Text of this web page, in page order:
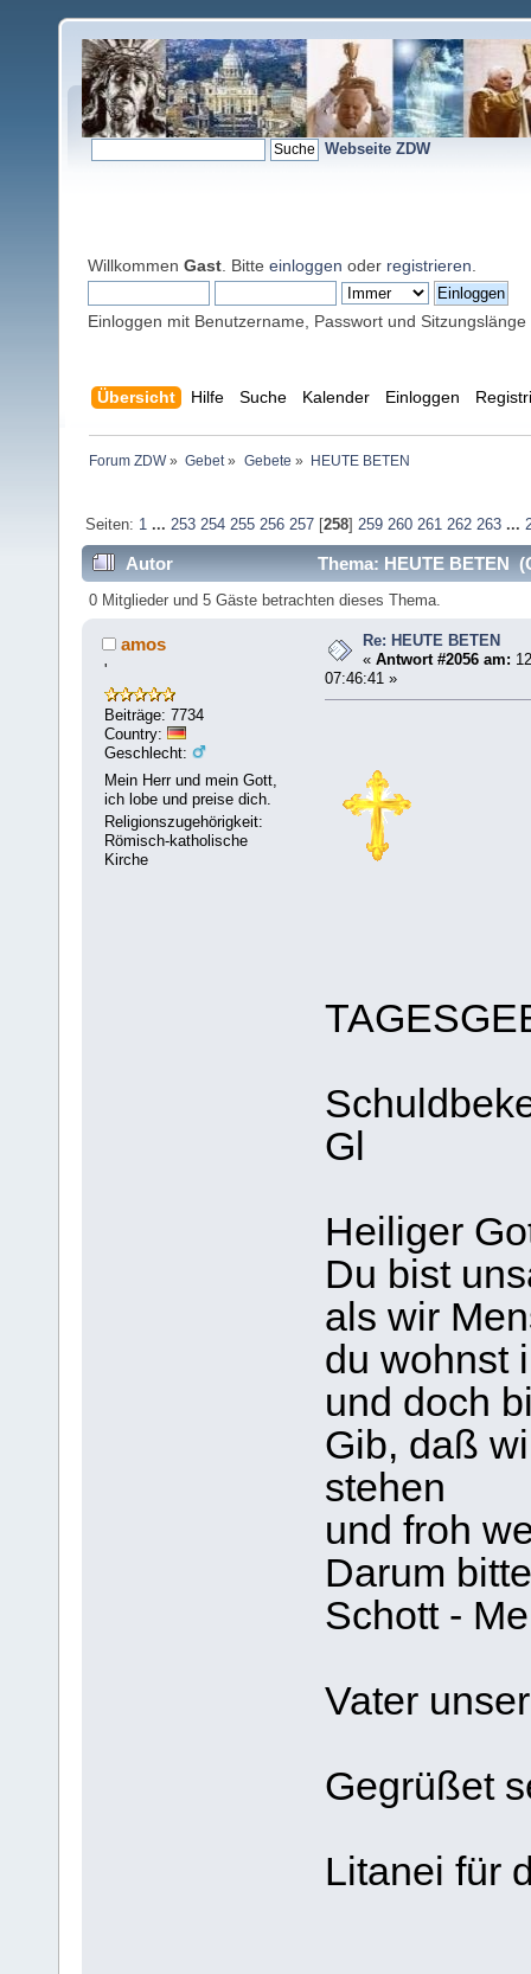
Webseite ZDW
Willkommen Gast . Bitte einloggen oder registrieren
Einloggen mit Benutzername, Passwort und Sitzungslänge
Übersicht Hilfe Suche Kalender Einloggen
Forum ZDW» Gebet» Gebete » HEUTE BETEN
Seiten: 1 ... 253 254 255 256 257[258] 259 260 261 262 263 ...
Autor Thema: HEUTE BETEN
0 Mitglieder und 5 Gäste betrachten dieses Thema.
amos
'
Beiträge: 7734
Country:
Geschlecht:
Mein Herr und mein Gott,
ich lobe und preise dich.
Religionszugehörigkeit:
Römisch-katholische
Kirche
Re: HEUTE BETEN
«Antwort #2056 am:
07:46:41 »
Gl
Heiliger
Du bist
als wir
du wohnst
und doch
Gib, daß
stehen
und froh
Darum
Schott -
Vater
Gegrüßet
Litanei für